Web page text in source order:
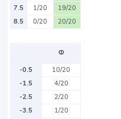
7.5
1/20
19/20
8.5
0/20 20/20
Ф
-0.5
10/20
-1.5
4/20
-2.5
2/20
-3.5
1/20